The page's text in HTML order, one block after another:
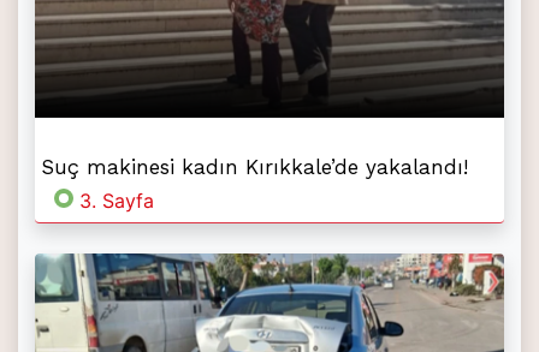
Suç makinesi kadın Kırıkkale’de yakalandı!
3. Sayfa